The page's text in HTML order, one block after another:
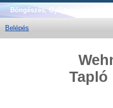
Böngészés, Gyűjtemény
Belépés
Tapló